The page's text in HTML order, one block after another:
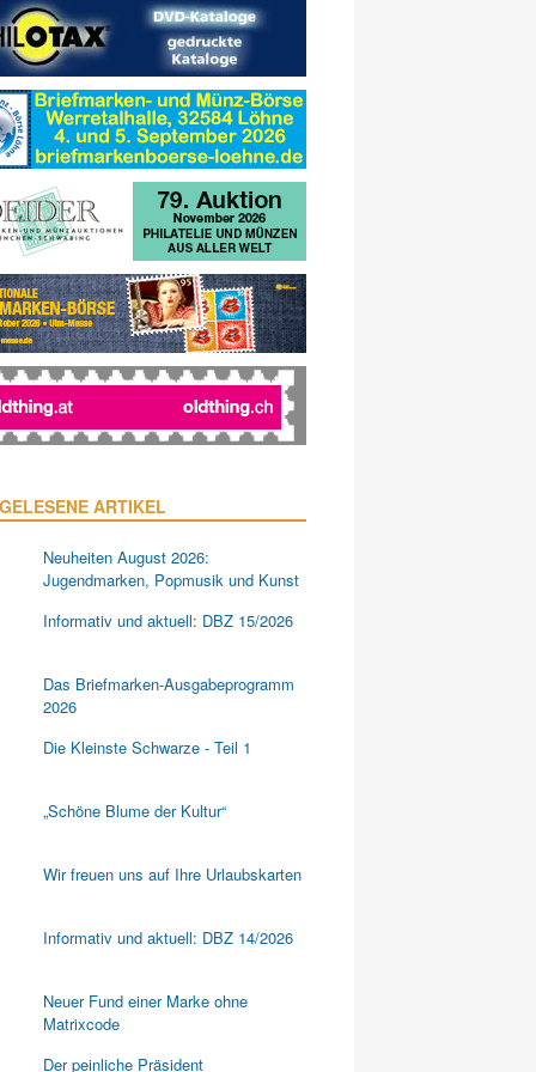
ARTIKEL
Neuheiten August 2026:
Jugendmarken, Popmusik und Kunst
Informativ und aktuell: DBZ 15/2026
Das Briefmarken-Ausgabeprogramm
2026
Die Kleinste Schwarze - Teil 1
„Schöne Blume der Kultur“
Wir freuen uns auf Ihre Urlaubskarten
Informativ und aktuell: DBZ 14/2026
Neuer Fund einer Marke ohne
Matrixcode
Der peinliche Präsident